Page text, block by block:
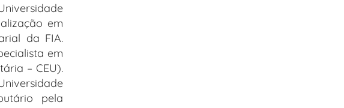
em
da FIA.
em
– CEU).
pela